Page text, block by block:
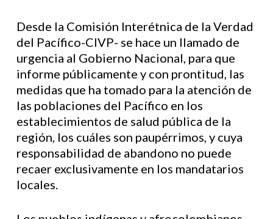
Desde la Comisión Interétnica de la Verdad
del Pacífico-CIVP- se hace un llamado de
urgencia al Gobierno Nacional, para que
informe públicamente y con prontitud, las
medidas que ha tomado para la atención de
las poblaciones del Pacífico en los
establecimientos de salud pública de la
región, los cuáles son paupérrimos, y cuya
responsabilidad de abandono no puede
recaer exclusivamente en los mandatarios
locales.